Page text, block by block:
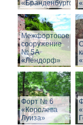
Межфортовое
сооружение
№ 5А
«Лендорф»
Форт № 6
«Королева
Луиза»